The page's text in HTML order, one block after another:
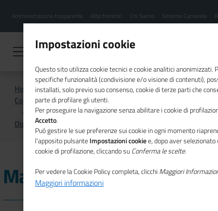
contenuto
Menu
hamburgher
Amministrazione trasparente Albo fornitori Chi Siamo Sistema Camerale
Home
Comunicazione istituzionale per il sistema camerale
Dicono di noi
Marzo 2024
Impostazioni cookie
Questo sito utilizza cookie tecnici e cookie analitici anonimizzati.
specifiche funzionalità (condivisione e/o visione di contenuti),
installati, solo previo suo consenso, cookie di terze parti che
parte di profilare gli utenti.
Per proseguire la navigazione senza abilitare i cookie di
Accetto.
Può gestire le sue preferenze sui cookie in ogni momento
l'apposito pulsanteImpostazioni cookiee, dopo aver
cookie di profilazione, cliccando suConferma le scelte.
Per vedere la Cookie Policy completa, clicchi Maggiori
Maggiori informazioni